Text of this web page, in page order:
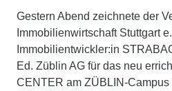
Gestern Abend zeichnete der
Immobilienwirtschaft Stuttgart
Immobilientwickler:in
Ed. Züblin AG für das neu
CENTER am ZÜBLIN-Campus